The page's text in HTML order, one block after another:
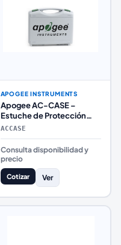
APOGEE INSTRUMENTS
Apogee AC-CASE –
Estuche de Protección
para Medidores, Sensores
y Accesorios
ACCASE
Consulta disponibilidad y
precio
Cotizar Ver